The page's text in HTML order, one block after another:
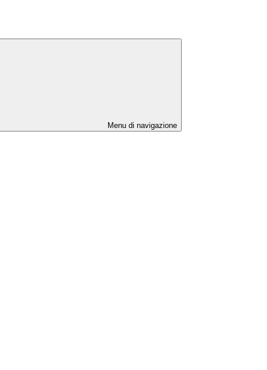
Menu di navigazione